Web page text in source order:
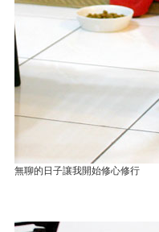
無聊的日子讓我開始修心修行